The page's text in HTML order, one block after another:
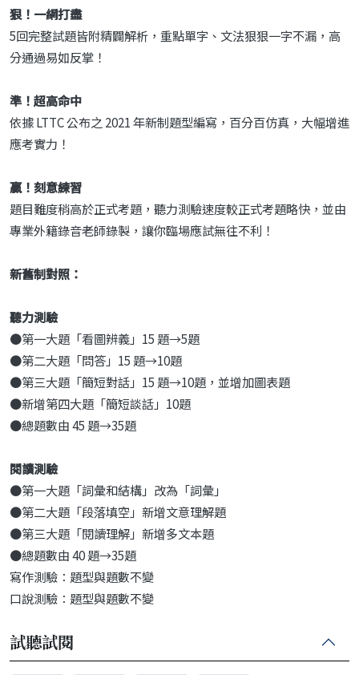
狠！一網打盡
5回完整試題皆附精闢解析，重點單字、文法狠狠一字不漏，高
分通過易如反掌！
準！超高命中
依據 LTTC 公布之 2021 年新制題型編寫，百分百仿真，大幅增進
應考實力！
贏！刻意練習
題目難度稍高於正式考題，聽力測驗速度較正式考題略快，並由
專業外籍錄音老師錄製，讓你臨場應試無往不利！
新舊制對照：
聽力測驗
●第一大題「看圖辨義」15 題→5題
●第二大題「問答」15 題→10題
●第三大題「簡短對話」15 題→10題，並增加圖表題
●新增第四大題「簡短談話」10題
●總題數由 45 題→35題
閱讀測驗
●第一大題「詞彙和結構」改為「詞彙」
●第二大題「段落填空」新增文意理解題
●第三大題「閱讀理解」新增多文本題
●總題數由 40 題→35題
寫作測驗：題型與題數不變
口說測驗：題型與題數不變
試聽試閱